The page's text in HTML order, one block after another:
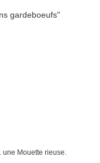
une Mouette rieuse.